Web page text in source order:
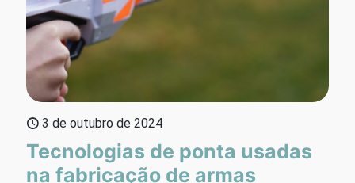
3 de outubro de 2024
Tecnologias de ponta usadas
na fabricação de armas